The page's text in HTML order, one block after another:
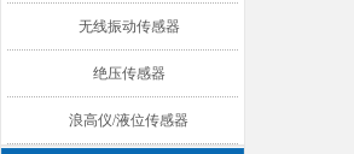
无线振动传感器
绝压传感器
浪高仪/液位传感器